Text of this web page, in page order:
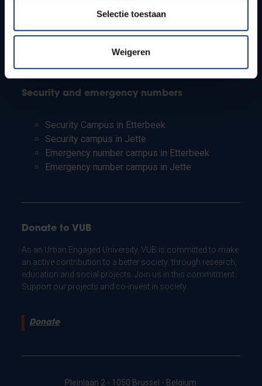
Selectie toestaan
Weigeren
PhD students
Teachers and secondary schools
Working students
Security and emergency numbers
Security Campus in Etterbeek
Security campus in Jette
Emergency number campus in Etterbeek
Emergency number campus in Jette
Donate to VUB
As an Urban Engaged University, VUB is committed to make
an active contribution to a better society: through research,
education and social projects. Join us in this commitment.
Support our projects and co-invest in society.
Donate
Pleinlaan 2 - 1050 Brussel - Belgium